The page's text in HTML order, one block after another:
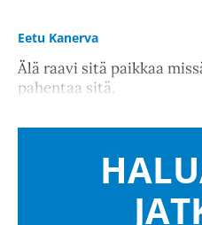
Eetu Kanerva
Älä raavi sitä paikkaa
pahentaa sitä.